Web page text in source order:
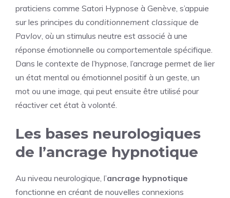
praticiens comme Satori Hypnose à Genève, s’appuie
sur les principes du conditionnement classique de
Pavlov, où un stimulus neutre est associé à une
réponse émotionnelle ou comportementale spécifique.
Dans le contexte de l’hypnose, l’ancrage permet de lier
un état mental ou émotionnel positif à un geste, un
mot ou une image, qui peut ensuite être utilisé pour
réactiver cet état à volonté.
Les bases neurologiques
de l’ancrage hypnotique
Au niveau neurologique, l’ancrage hypnotique
fonctionne en créant de nouvelles connexions